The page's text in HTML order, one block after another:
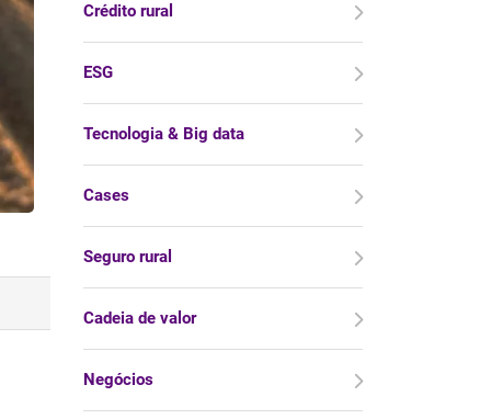
Crédito rural
ESG
Tecnologia & Big data
Cases
Seguro rural
Cadeia de valor
Negócios